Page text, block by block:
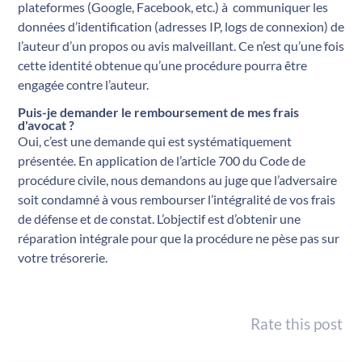
plateformes (Google, Facebook, etc.) à communiquer les
données d’identification (adresses IP, logs de connexion) de
l’auteur d’un propos ou avis malveillant. Ce n’est qu’une fois
cette identité obtenue qu’une procédure pourra être
engagée contre l’auteur.
Puis-je demander le remboursement de mes frais
d'avocat ?
Oui, c’est une demande qui est systématiquement
présentée. En application de l’article 700 du Code de
procédure civile, nous demandons au juge que l’adversaire
soit condamné à vous rembourser l’intégralité de vos frais
de défense et de constat. L’objectif est d’obtenir une
réparation intégrale pour que la procédure ne pèse pas sur
votre trésorerie.
Rate this post